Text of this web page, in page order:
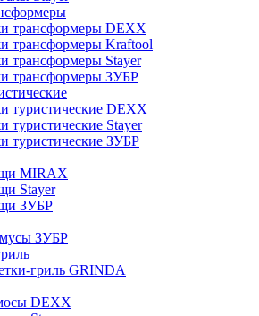
трансформеры DEXX
трансформеры Kraftool
трансформеры Stayer
трансформеры ЗУБР
туристические DEXX
туристические Stayer
туристические ЗУБР
MIRAX
Stayer
ЗУБР
ЗУБР
гриль GRINDA
DEXX